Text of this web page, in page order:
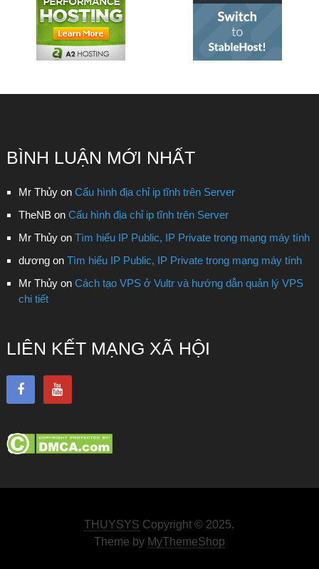
BÌNH LUẬN MỚI NHẤT
Mr Thủyon Cấu hình địa chỉ ip tĩnh trên Server
TheNBon Cấu hình địa chỉ ip tĩnh trên Server
Mr Thủyon Tìm hiểu IP Public, IP Private trong mạng máy tính
dươngon Tìm hiểu IP Public, IP Private trong mạng máy tính
Mr Thủyon Cách tạo VPS ở Vultr và hướng dẫn quản lý VPS
chi tiết
LIÊN KẾT MẠNG XÃ HỘI
THUYSYS Copyright © 2025.
Theme by MyThemeShop